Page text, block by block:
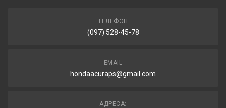
ТЕЛЕФОН
(097) 528-45-78
EMAIL
hondaacuraps@gmail.com
АДРЕСА: